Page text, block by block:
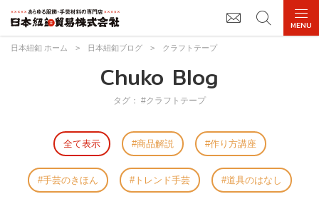
日本紐釦 ホーム > 日本紐釦ブログ > クラフトテープ
Chuko Blog
タグ： #クラフトテープ
全て表示 商品解説 作り方講座
手芸のきほん トレンド手芸 道具のはなし